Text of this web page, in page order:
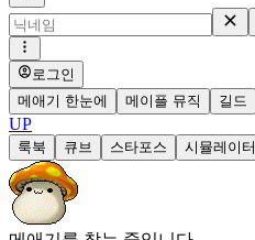
로그인
메애기 한눈에
메이플 뮤직 길드
UP
룩북 큐브 스타포스 시뮬레이터